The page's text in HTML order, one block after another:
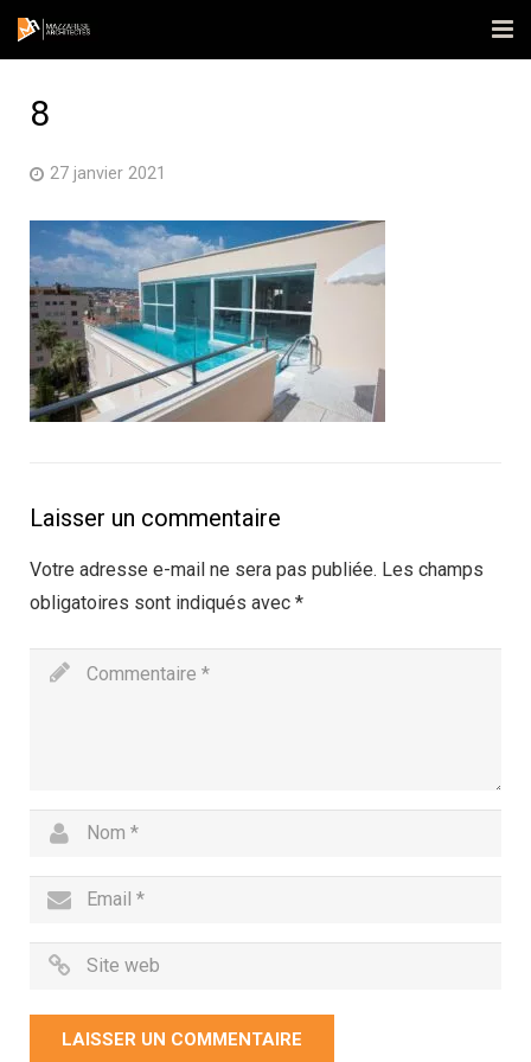
Actualités
Contact
Publications
8
27 janvier 2021
Laisser un commentaire
Votre adresse e-mail ne sera pas publiée. Les champs
obligatoires sont indiqués avec *